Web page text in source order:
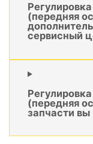
(передняя
сервисный
(передняя
запчасти